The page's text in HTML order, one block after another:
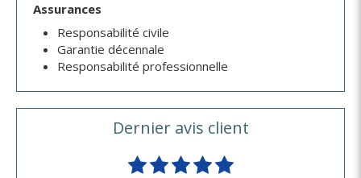
Assurances
Responsabilité civile
Garantie décennale
Responsabilité professionnelle
Dernier avis client